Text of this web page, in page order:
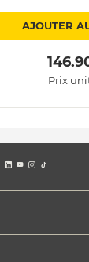
AJOUTER
Prix